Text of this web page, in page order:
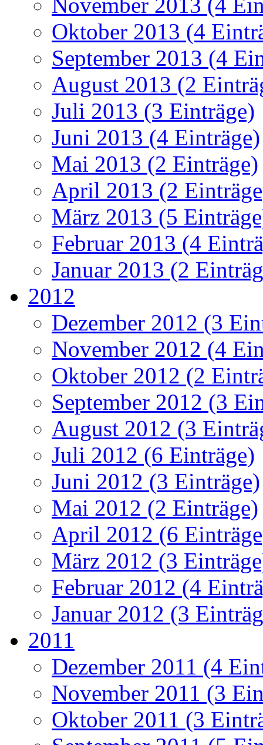
November 2013 (4
Oktober 2013 (4
September 2013 (4
August 2013 (2
Juli 2013 (3 Einträge)
Juni 2013 (4 Einträge)
Mai 2013 (2 Einträge)
April 2013 (2
März 2013 (5
Februar 2013 (4
Januar 2013 (2
2012
Dezember 2012 (3
November 2012 (4
Oktober 2012 (2
September 2012 (3
August 2012 (3
Juli 2012 (6 Einträge)
Juni 2012 (3 Einträge)
Mai 2012 (2 Einträge)
April 2012 (6
März 2012 (3
Februar 2012 (4
Januar 2012 (3
2011
Dezember 2011 (4
November 2011 (3
Oktober 2011 (3